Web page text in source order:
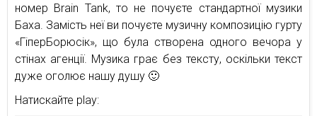
номер Brain Tank, то не почуєте стандартної музики
Баха. Замість неї ви почуєте музичну композицію гурту
«ГіперБорюсік», що була створена одного вечора у
стінах агенції. Музика грає без тексту, оскільки текст
дуже оголює нашу душу 🙂
Натискайте play: